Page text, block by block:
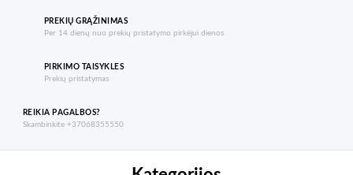
PREKIŲ GRĄŽINIMAS
Per 14 dienų nuo prekių pristatymo pirkėjui dienos
PIRKIMO TAISYKLES
Prekių pristatymas
REIKIA PAGALBOS?
Skambinkite +37068355550